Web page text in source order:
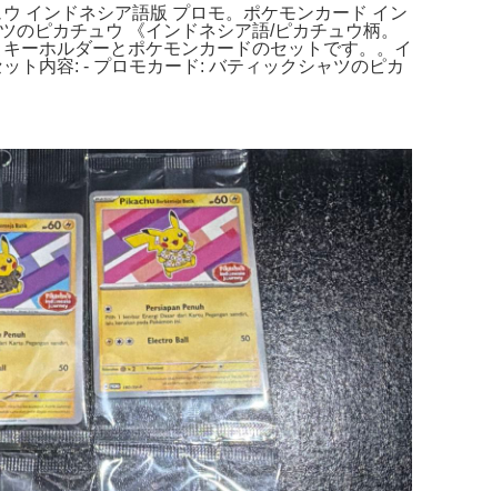
インドネシア語版 プロモ。ポケモンカード イン
ピカチュウ 《インドネシア語/ピカチュウ柄。
ーホルダーとポケモンカードのセットです。。イ
ト内容: - プロモカード: バティックシャツのピカ